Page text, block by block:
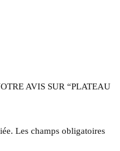
AVIS SUR “PLATEAU
Les champs obligatoires